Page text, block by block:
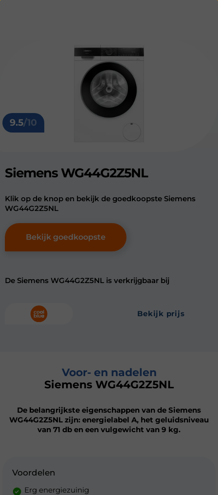
9.5/10
Siemens WG44G2Z5NL
Klik op de knop en bekijk de goedkoopste Siemens
WG44G2Z5NL
Bekijk goedkoopste
De Siemens WG44G2Z5NL is verkrijgbaar bij
bekijk prijs
Voor- en nadelen
Siemens WG44G2Z5NL
De belangrijkste eigenschappen van de Siemens
WG44G2Z5NL zijn: energielabel A, het geluidsniveau
van 71 db en een vulgewicht van 9 kg.
Voordelen
Erg energiezuinig